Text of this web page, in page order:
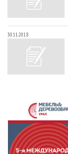
30.11.2018